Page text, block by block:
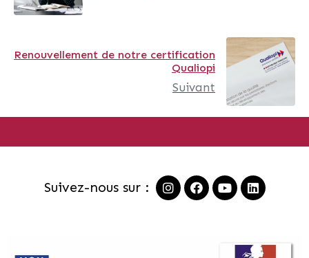
Renouvellement de notre certification
Qualiopi
Suivant
Suivez-nous sur :